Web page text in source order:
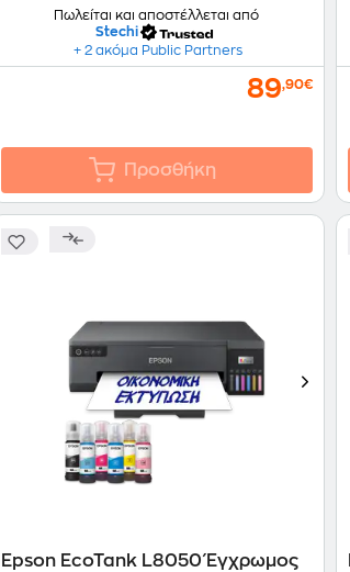
Πωλείται και αποστέλλεται από
Stechi
+ 2 ακόμα Public Partners
89,90€
Προσθήκη
Epson EcoTank L8050 Έγχρωμος